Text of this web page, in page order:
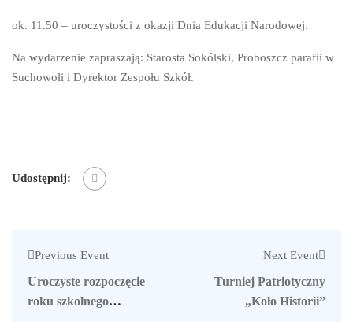
ok. 11.50 – uroczystości z okazji Dnia Edukacji Narodowej.
Na wydarzenie zapraszają: Starosta Sokólski, Proboszcz parafii w
Suchowoli i Dyrektor Zespołu Szkół.
Udostępnij:
Previous Event
Uroczyste rozpoczęcie
roku szkolnego
Next Event
Turniej Patriotyczny
„Koło Historii”